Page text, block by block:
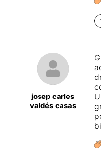
a
josep carles
valdés casas